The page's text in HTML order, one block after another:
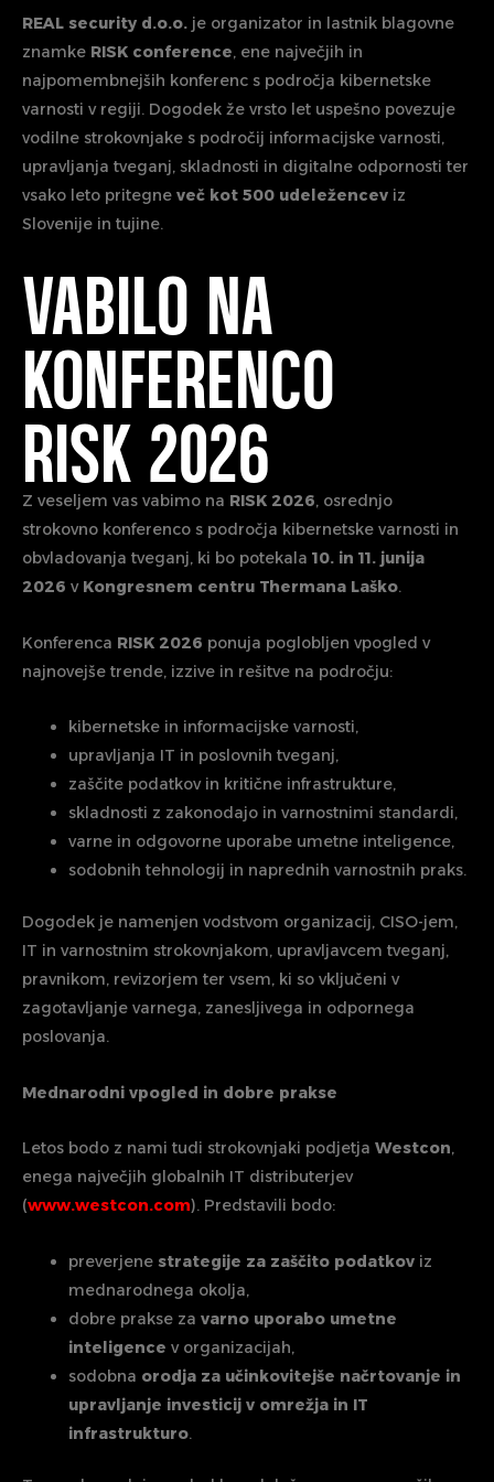
REAL security d.o.o. je organizator in lastnik blagovne
znamke RISK conference, ene največjih in
najpomembnejših konferenc s področja kibernetske
varnosti v regiji. Dogodek že vrsto let uspešno povezuje
vodilne strokovnjake s področij informacijske varnosti,
upravljanja tveganj, skladnosti in digitalne odpornosti ter
vsako leto pritegne več kot 500 udeležencev iz
Slovenije in tujine.
VABILO NA
KONFERENCO
RISK 2026
Z veseljem vas vabimo na RISK 2026, osrednjo
strokovno konferenco s področja kibernetske varnosti in
obvladovanja tveganj, ki bo potekala 10. in 11. junija
2026 v Kongresnem centru Thermana Laško.
Konferenca RISK 2026 ponuja poglobljen vpogled v
najnovejše trende, izzive in rešitve na področju:
kibernetske in informacijske varnosti,
upravljanja IT in poslovnih tveganj,
zaščite podatkov in kritične infrastrukture,
skladnosti z zakonodajo in varnostnimi standardi,
varne in odgovorne uporabe umetne inteligence,
sodobnih tehnologij in naprednih varnostnih praks.
Dogodek je namenjen vodstvom organizacij, CISO-jem,
IT in varnostnim strokovnjakom, upravljavcem tveganj,
pravnikom, revizorjem ter vsem, ki so vključeni v
zagotavljanje varnega, zanesljivega in odpornega
poslovanja.
Mednarodni vpogled in dobre prakse
Letos bodo z nami tudi strokovnjaki podjetja Westcon,
enega največjih globalnih IT distributerjev
(www.westcon.com). Predstavili bodo:
preverjene strategije za zaščito podatkov iz
mednarodnega okolja,
dobre prakse za varno uporabo umetne
inteligence v organizacijah,
sodobna orodja za učinkovitejše načrtovanje in
upravljanje investicij v omrežja in IT
infrastrukturo.